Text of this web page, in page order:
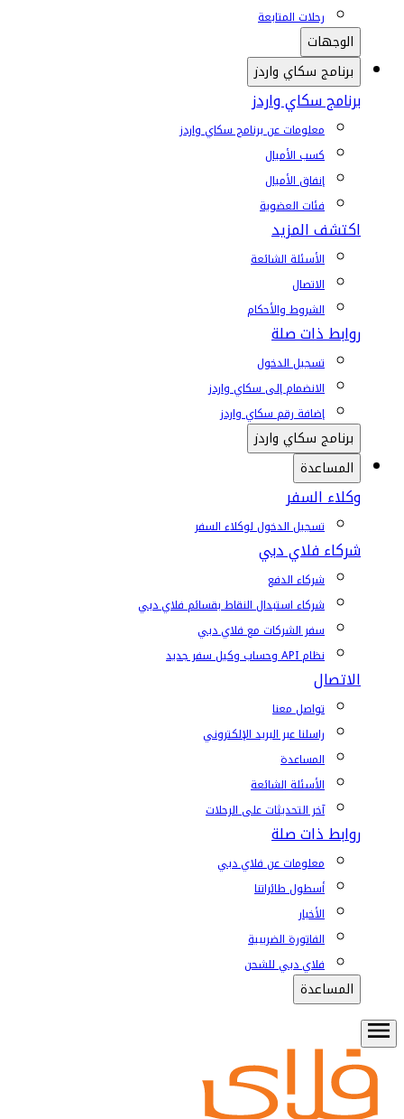
رحلات المتابعة
الوجهات
برنامج سكاي واردز
برنامج سكاي واردز
معلومات عن برنامج سكاي واردز
كسب الأميال
إنفاق الأميال
فئات العضوية
اكتشف المزيد
الأسئلة الشائعة
الاتصال
الشروط والأحكام
روابط ذات صلة
تسجيل الدخول
الانضمام إلى سكاي واردز
إضافة رقم سكاي واردز
برنامج سكاي واردز
المساعدة
وكلاء السفر
تسجيل الدخول لوكلاء السفر
شركاء فلاي دبي
شركاء الدفع
شركاء استبدال النقاط بقسائم فلاي دبي
سفر الشركات مع فلاي دبي
نظام API وحساب وكيل سفر جديد
الاتصال
تواصل معنا
راسلنا عبر البريد الإلكتروني
المساعدة
الأسئلة الشائعة
آخر التحديثات على الرحلات
روابط ذات صلة
معلومات عن فلاي دبي
أسطول طائراتنا
الأخبار
الفاتورة الضريبية
فلاي دبي للشحن
المساعدة